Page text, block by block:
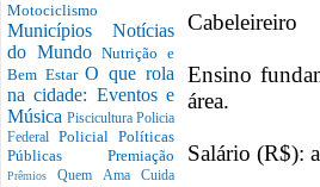
Motociclismo
Municípios Notícias
do MundoNutrição e
Bem EstarO que rola
na cidade: Eventos e
Música Piscicultura Policia
Federal Policial Políticas
Públicas Premiação
PrêmiosQuem Ama Cuida
Cabeleireiro
Ensino
área.
Salário (R$):